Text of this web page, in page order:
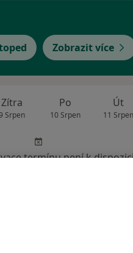
Zobrazit více
Zítra
Srpen
Po
10 Srpen
Út
11 Srpen
termínu není k